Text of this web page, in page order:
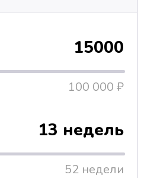
15000
100 000 ₽
13 недель
52 недели